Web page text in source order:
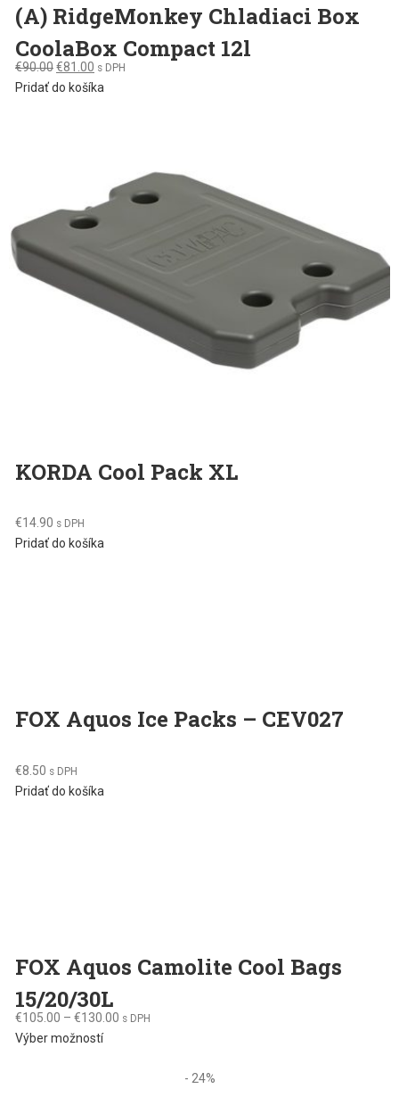
(A) RidgeMonkey Chladiaci Box
CoolaBox Compact 12l
€90.00Original
price
€81.00 Current
price
s DPH
Pridať do košíka
KORDA Cool Pack XL
€14.90 s DPH
Pridať do košíka
FOX Aquos Ice Packs – CEV027
€8.50 s DPH
Pridať do košíka
FOX Aquos Camolite Cool Bags
15/20/30L
€105.00 – €130.00 s DPH
Výber možnostíThis
- 24%